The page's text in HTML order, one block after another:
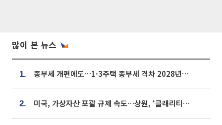
많이 본 뉴스
1. 종부세 개편에도…1·3주택 종부세 격차 2028년부터 확대
2. 미국, 가상자산 포괄 규제 속도…상원, ‘클래리티법’ 9월 절차투표 추진